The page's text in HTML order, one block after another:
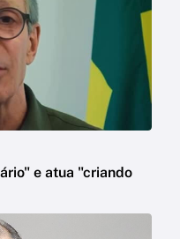
e atua "criando